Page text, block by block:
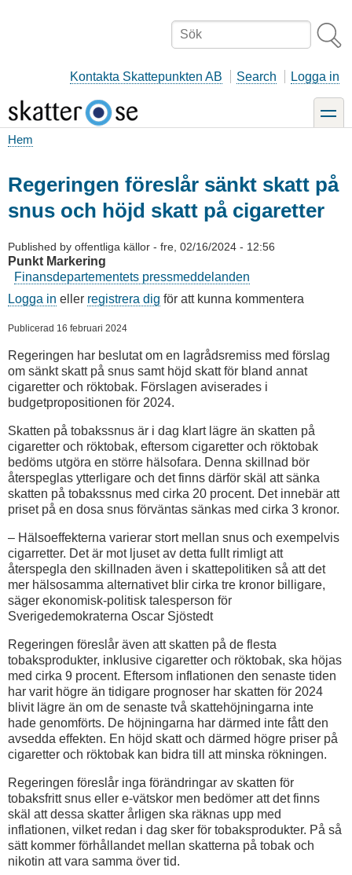
Sök
Kontakta Skattepunkten AB Search Logga in
toggle
Hem
Regeringen föreslår sänkt skatt på
snus och höjd skatt på cigaretter
Published by offentliga källor - fre, 02/16/2024 - 12:56
Punkt Markering
Finansdepartementets pressmeddelanden
Logga in eller registrera dig för att kunna kommentera
Publicerad 16 februari 2024
Regeringen har beslutat om en lagrådsremiss med förslag
om sänkt skatt på snus samt höjd skatt för bland annat
cigaretter och röktobak. Förslagen aviserades i
budgetpropositionen för 2024.
Skatten på tobakssnus är i dag klart lägre än skatten på
cigaretter och röktobak, eftersom cigaretter och röktobak
bedöms utgöra en större hälsofara. Denna skillnad bör
återspeglas ytterligare och det finns därför skäl att sänka
skatten på tobakssnus med cirka 20 procent. Det innebär att
priset på en dosa snus förväntas sänkas med cirka 3 kronor.
– Hälsoeffekterna varierar stort mellan snus och exempelvis
cigarretter. Det är mot ljuset av detta fullt rimligt att
återspegla den skillnaden även i skattepolitiken så att det
mer hälsosamma alternativet blir cirka tre kronor billigare,
säger ekonomisk-politisk talesperson för
Sverigedemokraterna Oscar Sjöstedt
Regeringen föreslår även att skatten på de flesta
tobaksprodukter, inklusive cigaretter och röktobak, ska höjas
med cirka 9 procent. Eftersom inflationen den senaste tiden
har varit högre än tidigare prognoser har skatten för 2024
blivit lägre än om de senaste två skattehöjningarna inte
hade genomförts. De höjningarna har därmed inte fått den
avsedda effekten. En höjd skatt och därmed högre priser på
cigaretter och röktobak kan bidra till att minska rökningen.
Regeringen föreslår inga förändringar av skatten för
tobaksfritt snus eller e-vätskor men bedömer att det finns
skäl att dessa skatter årligen ska räknas upp med
inflationen, vilket redan i dag sker för tobaksprodukter. På så
sätt kommer förhållandet mellan skatterna på tobak och
nikotin att vara samma över tid.